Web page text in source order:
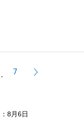
し上げます。
るとのことでした
ば幸いです。
7
8月6日